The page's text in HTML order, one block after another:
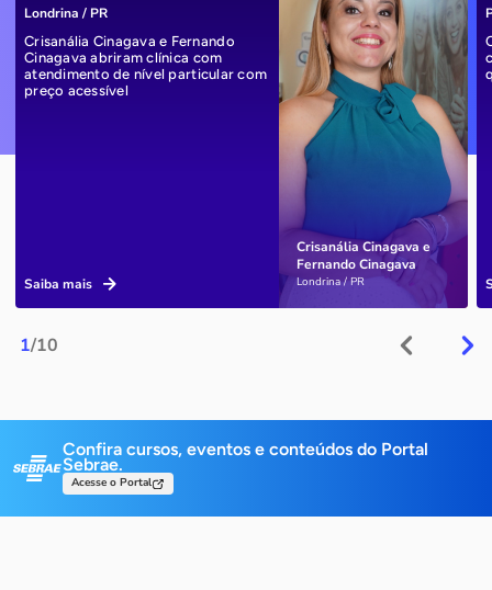
1/10
Crisanália Cinagava e
Fernando Cinagava
Londrina / PR
Londrina / PR
Crisanália Cinagava e Fernando
Cinagava abriram clínica com
atendimento de nível particular com
preço acessível
Saiba mais
Confira cursos, eventos e conteúdos do Portal
Sebrae.
Acesse o Portal